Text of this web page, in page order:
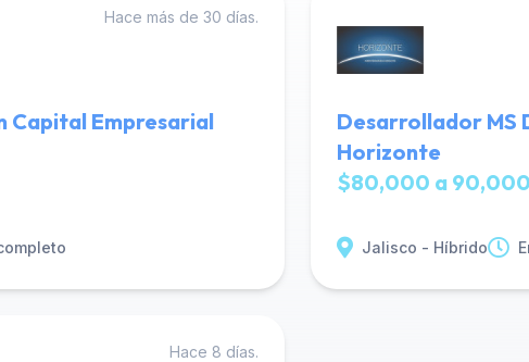
Hace más de 30 días.
Capital Empresarial
Desarrollador MS
Horizonte
$80,000 a
Jalisco - Híbrido
Hace 8 días.